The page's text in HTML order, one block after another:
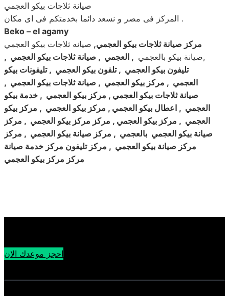
صيانة ثلاجات بيكو العجمي
المركز فى مصر و نسعد دائما بخدمتكم فى اى مكان .
Beko – el agamy
مركز صيانة ثلاجات بيكو العجمي, صيانه ثلاجات بيكو العجمي
,صيانة بيكو بالعجمي , العجمي , صيانة ثلاجات بيكو العجمي ,
تليفون بيكو العجمي , تلفون بيكو العجمي , تليفونات بيكو
العجمي , مركز بيكو العجمي , صيانة ثلاجات بيكو العجمي ,
صيانة ثلاجات بيكو العجمي , مركز بيكو العجمي , خدمة بيكو
العجمي , اعطال بيكو العجمي , مركز بيكو العجمي , مركز بيكو
العجمي , مركز بيكو العجمي , مركز مركز بيكو العجمي , مركز
صيانة بيكو العجمي بالعجمي , مركز صيانة بيكو العجمي , مركز
مركز صيانة بيكو العجمي , مركز تليفون مركز خدمة صيانة
مركز مركز بيكو العجمي
احجز موعدك الان